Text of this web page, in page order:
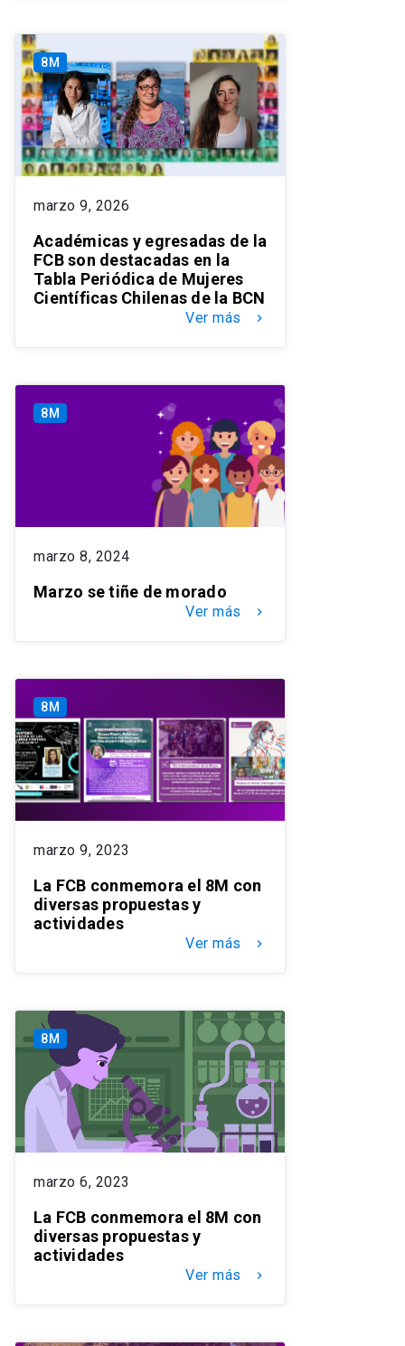
8M
marzo 9, 2026
Académicas y egresadas de la
FCB son destacadas en la
Tabla Periódica de Mujeres
Científicas Chilenas de la BCN
Ver más keyboard_arrow_right
8M
marzo 8, 2024
Marzo se tiñe de morado
Ver más keyboard_arrow_right
8M
marzo 9, 2023
La FCB conmemora el 8M con
diversas propuestas y
actividades
Ver más keyboard_arrow_right
8M
marzo 6, 2023
La FCB conmemora el 8M con
diversas propuestas y
actividades
Ver más keyboard_arrow_right